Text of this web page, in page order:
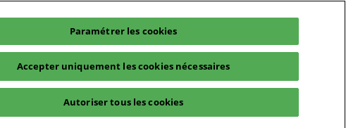
Paramétrer les cookies
Accepter uniquement les cookies nécessaires
Autoriser tous les cookies